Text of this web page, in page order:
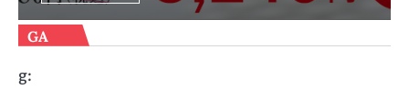
GA
g: